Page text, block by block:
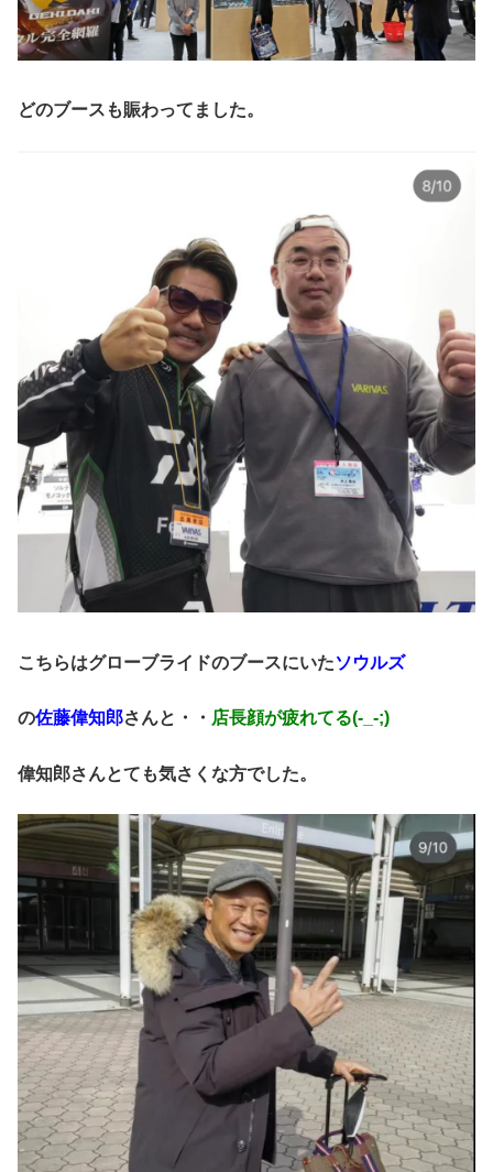
どのブースも賑わってました。
こちらはグローブライドのブースにいたソウルズ
の佐藤偉知郎さんと・・ 店長顔が疲れてる(-_-;)
偉知郎さんとても気さくな方でした。